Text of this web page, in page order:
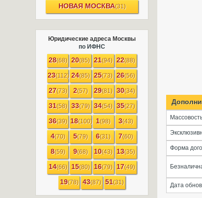
НОВАЯ МОСКВА(31)
Юридические адреса Москвы
по ИФНС
28(68) 20(85) 21(94) 22(88)
23(112) 24(85) 25(73) 26(56)
27(73) 2(57) 29(81) 30(34)
31(58) 33(79) 34(54) 35(27)
36(39) 18(100) 1(98) 3(43)
4(70) 5(79) 6(31) 7(60)
8(59) 9(68) 10(43) 13(35)
14(66) 15(80) 16(79) 17(49)
19(78) 43(87) 51(31)
Форма
Дата